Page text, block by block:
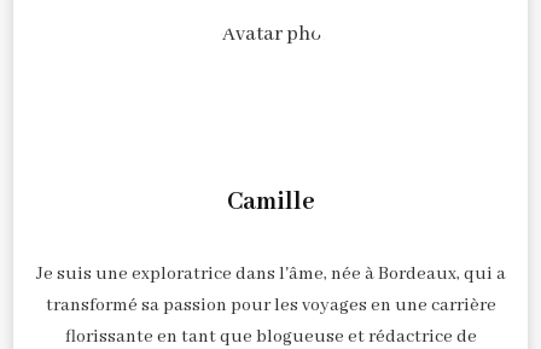
Camille
Je suis une exploratrice dans l'âme, née à Bordeaux, qui a
transformé sa passion pour les voyages en une carrière
florissante en tant que blogueuse et rédactrice de